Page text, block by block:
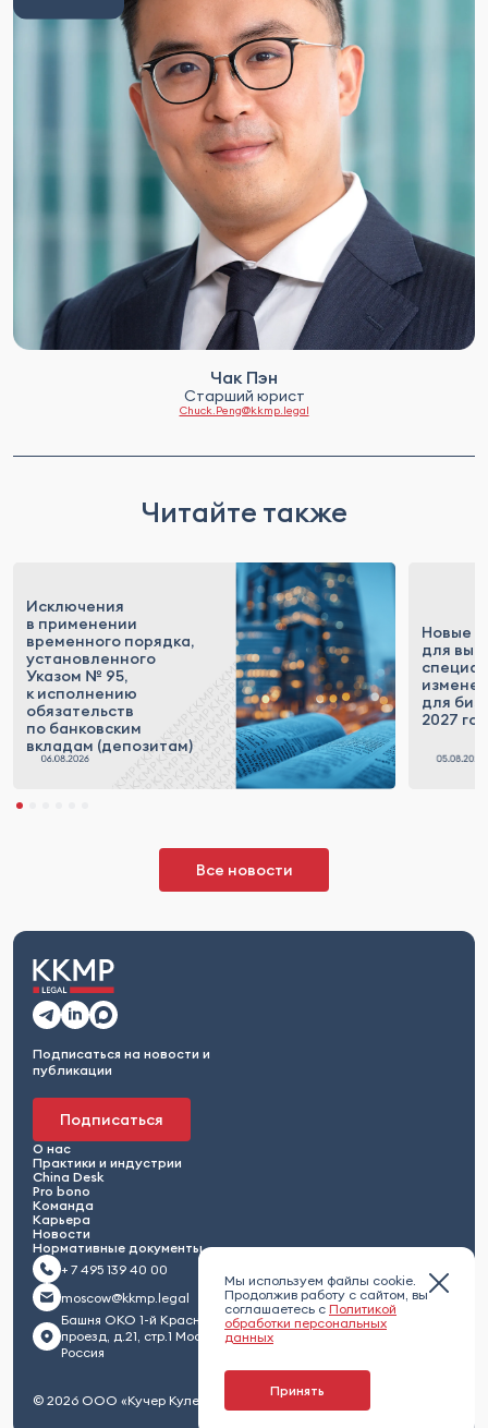
Чак Пэн
Старший юрист
Chuck.Peng@kkmp.legal
Читайте также
Исключения
в применении
временного порядка,
установленного
Указом № 95,
к исполнению
обязательств
по банковским
вкладам (депозитам)
Новые
для
для
2027
Все новости
Мы используем файлы cookie.
Продолжив работу с сайтом, вы
соглашаетесь с Политикой
обработки персональных
данных
Принять
Подписаться на новости и
публикации
Подписаться
О нас
Практики и индустрии
China Desk
Pro bono
Команда
Карьера
Новости
Нормативные документы
+ 7 495 139 40 00
moscow@kkmp.legal
Башня ОКО 1-й Красногвардейский
проезд, д.21, стр.1 Москва 123112,
Россия
© 2026 ООО «Кучер Кулешов Максименко и партнеры»